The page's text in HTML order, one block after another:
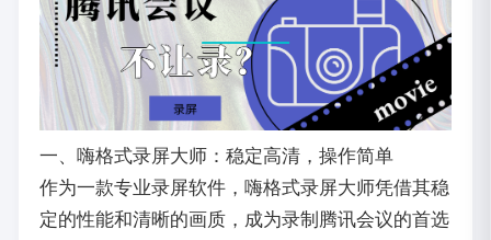
一、嗨格式录屏大师：稳定高清，操作简单
作为一款专业录屏软件，嗨格式录屏大师凭借其稳
定的性能和清晰的画质，成为录制腾讯会议的首选